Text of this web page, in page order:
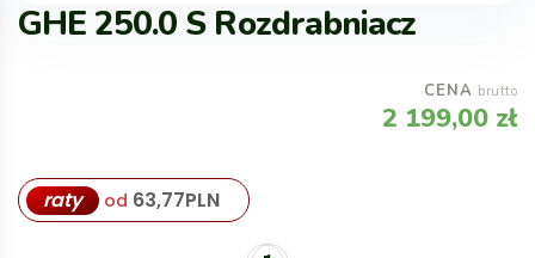
GHE 250.0 S Rozdrabniacz
CENA brutto
2 199,00 zł
raty od 63,77PLN